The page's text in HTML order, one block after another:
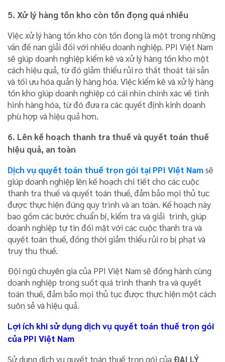
5. Xử lý hàng tồn kho còn tồn đọng quá nhiều
Việc xử lý hàng tồn kho còn tồn đọng là một trong những
vấn đề nan giải đối với nhiều doanh nghiệp. PPI Việt Nam
sẽ giúp doanh nghiệp kiểm kê và xử lý hàng tồn kho một
cách hiệu quả, từ đó giảm thiểu rủi ro thất thoát tài sản
và tối ưu hóa quản lý hàng hóa. Việc kiểm kê và xử lý hàng
tồn kho giúp doanh nghiệp có cái nhìn chính xác về tình
hình hàng hóa, từ đó đưa ra các quyết định kinh doanh
phù hợp và hiệu quả hơn.
6. Lên kế hoạch thanh tra thuế và quyết toán thuế
hiệu quả, an toàn
Dịch vụ quyết toán thuế trọn gói tại PPI Việt Namsẽ
giúp doanh nghiệp lên kế hoạch chi tiết cho các cuộc
thanh tra thuế và quyết toán thuế, đảm bảo mọi thủ tục
được thực hiện đúng quy trình và an toàn. Kế hoạch này
bao gồm các bước chuẩn bị, kiểm tra và giải trình, giúp
doanh nghiệp tự tin đối mặt với các cuộc thanh tra và
quyết toán thuế, đồng thời giảm thiểu rủi ro bị phạt và
truy thu thuế.
Đội ngũ chuyên gia của PPI Việt Nam sẽ đồng hành cùng
doanh nghiệp trong suốt quá trình thanh tra và quyết
toán thuế, đảm bảo mọi thủ tục được thực hiện một cách
suôn sẻ và hiệu quả.
Lợi ích khi sử dụng dịch vụ quyết toán thuế trọn gói
của PPI Việt Nam
Sử dụng dịch vụ quyết toán thuế trọn gói của ĐẠI LÝ